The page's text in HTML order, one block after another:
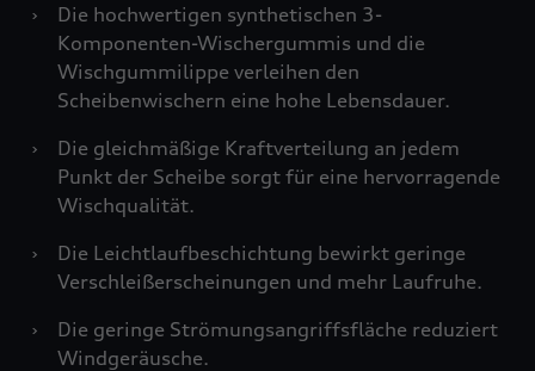
›
Die hochwertigen synthetischen 3-
Komponenten-Wischergummis und die
Wischgummilippe verleihen den
Scheibenwischern eine hohe Lebensdauer.
›
Die gleichmäßige Kraftverteilung an jedem
Punkt der Scheibe sorgt für eine hervorragende
Wischqualität.
›
Die Leichtlaufbeschichtung bewirkt geringe
Verschleißerscheinungen und mehr Laufruhe.
›
Die geringe Strömungsangriffsfläche reduziert
Windgeräusche.